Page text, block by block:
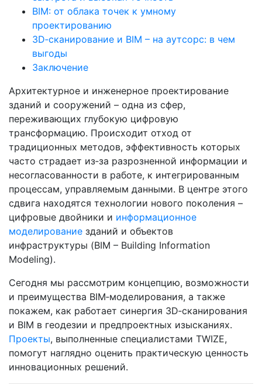
BIM: от облака точек к умному
проектированию
3D‑сканирование и BIM – на аутсорс: в чем
выгоды
Заключение
Архитектурное и инженерное проектирование
зданий и сооружений – одна из сфер,
переживающих глубокую цифровую
трансформацию. Происходит отход от
традиционных методов, эффективность которых
часто страдает из‑за разрозненной информации и
несогласованности в работе, к интегрированным
процессам, управляемым данными. В центре этого
сдвига находятся технологии нового поколения –
цифровые двойники и информационное
моделирование зданий и объектов
инфраструктуры (BIM – Building Information
Modeling).
Сегодня мы рассмотрим концепцию, возможности
и преимущества BIM‑моделирования, а также
покажем, как работает синергия 3D‑сканирования
и BIM в геодезии и предпроектных изысканиях.
Проекты, выполненные специалистами TWIZE,
помогут наглядно оценить практическую ценность
инновационных решений.